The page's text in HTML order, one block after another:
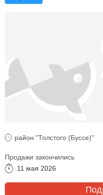
район "Толстого (Буссе)"
Продажи закончились
11 мая 2026